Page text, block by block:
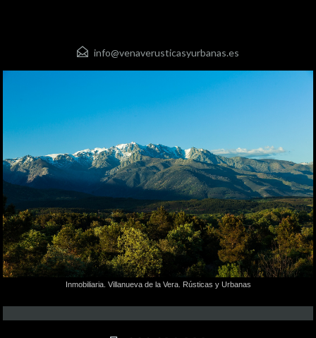
info@venaverusticasyurbanas.es
Inmobiliaria. Villanueva de la Vera. Rústicas y Urbanas